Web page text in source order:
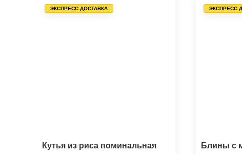
ЭКСПРЕСС ДОСТАВКА
Кутья из риса поминальная
ЭКСПРЕСС
Блины с